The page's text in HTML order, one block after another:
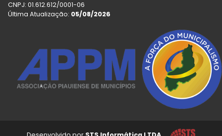
CNPJ: 01.612.612/0001-06
Última Atualização: 05/08/2026